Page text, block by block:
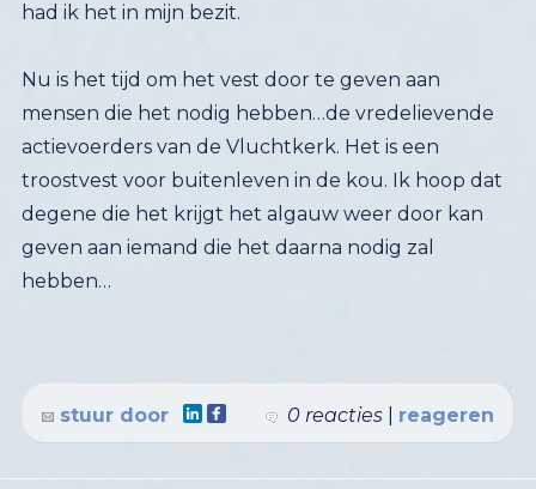
had ik het in mijn bezit.
Nu is het tijd om het vest door te geven aan
mensen die het nodig hebben…de vredelievende
actievoerders van de Vluchtkerk. Het is een
troostvest voor buitenleven in de kou. Ik hoop dat
degene die het krijgt het algauw weer door kan
geven aan iemand die het daarna nodig zal
hebben…
0 reacties reageren
stuur door